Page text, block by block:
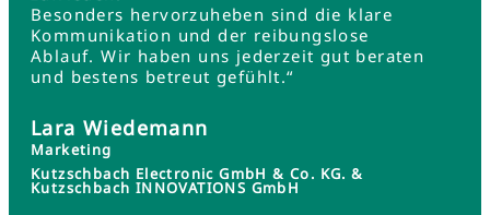
Besonders hervorzuheben sind die klare
Kommunikation und der reibungslose
Ablauf. Wir haben uns jederzeit gut beraten
und bestens betreut gefühlt.“
Lara Wiedemann
Marketing
Kutzschbach Electronic GmbH & Co. KG. &
Kutzschbach INNOVATIONS GmbH